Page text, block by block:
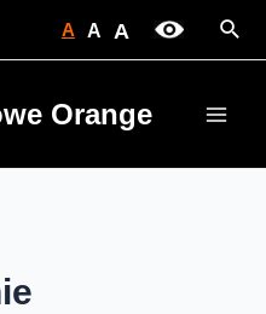
A A A
Orange